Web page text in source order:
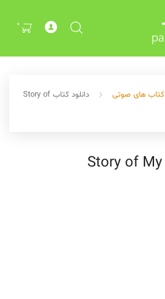
0
کتاب های صوتی
دانلود کتاب Story of